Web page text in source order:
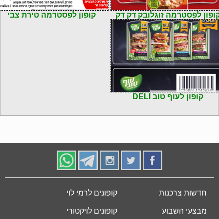
לפסטרמה זוגלובק דק דק קוד: 7290013906397קופון לפסטרמה טירת צבי
קופון לעוף טוב DELI
חדשות צרכנות
מבצעי השבוע
קופונים לרמי לוי
קופונים לויקטורי